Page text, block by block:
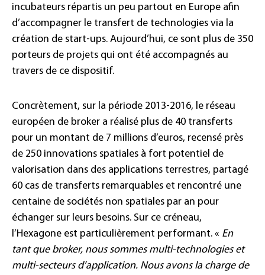
incubateurs répartis un peu partout en Europe afin
d’accompagner le transfert de technologies via la
création de start-ups. Aujourd’hui, ce sont plus de 350
porteurs de projets qui ont été accompagnés au
travers de ce dispositif.
Concrètement, sur la période 2013-2016, le réseau
européen de broker a réalisé plus de 40 transferts
pour un montant de 7 millions d’euros, recensé près
de 250 innovations spatiales à fort potentiel de
valorisation dans des applications terrestres, partagé
60 cas de transferts remarquables et rencontré une
centaine de sociétés non spatiales par an pour
échanger sur leurs besoins. Sur ce créneau,
l’Hexagone est particulièrement performant. « En
tant que broker, nous sommes multi-technologies et
multi-secteurs d’application. Nous avons la charge de